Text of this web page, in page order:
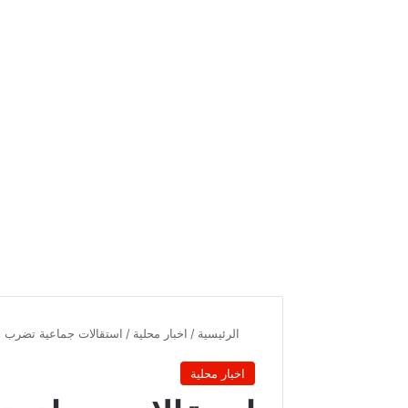
الرئيسية / اخبار محلية / استقالات جماعية تضرب
اخبار محلية